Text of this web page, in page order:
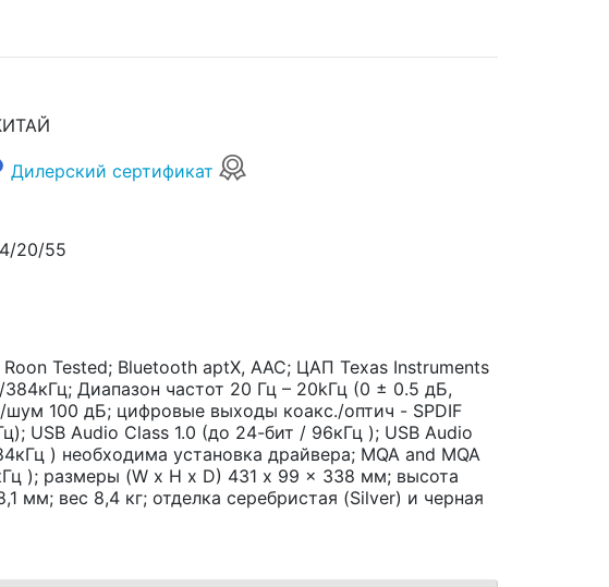
Дилерский сертификат
20/55
Tested; Bluetooth aptX, AAC; ЦАП Texas Instruments
Диапазон частот 20 Гц – 20kГц (0 ± 0.5 дБ,
шум 100 дБ; цифровые выходы коакс./оптич - SPDIF
USB Audio Class 1.0 (до 24-бит / 96кГц ); USB Audio
) необходима установка драйвера; MQA and MQA
); размеры (W x H x D) 431 x 99 x 338 мм; высота
мм; вес 8,4 кг; отделка серебристая (Silver) и черная